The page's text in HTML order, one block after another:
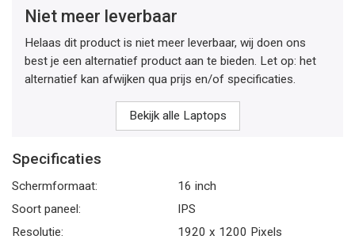
Niet meer leverbaar
Helaas dit product is niet meer leverbaar, wij doen ons
best je een alternatief product aan te bieden. Let op: het
alternatief kan afwijken qua prijs en/of specificaties.
Bekijk alle Laptops
Specificaties
Schermformaat:
16 inch
Soort paneel:
IPS
Resolutie:
1920 x 1200 Pixels